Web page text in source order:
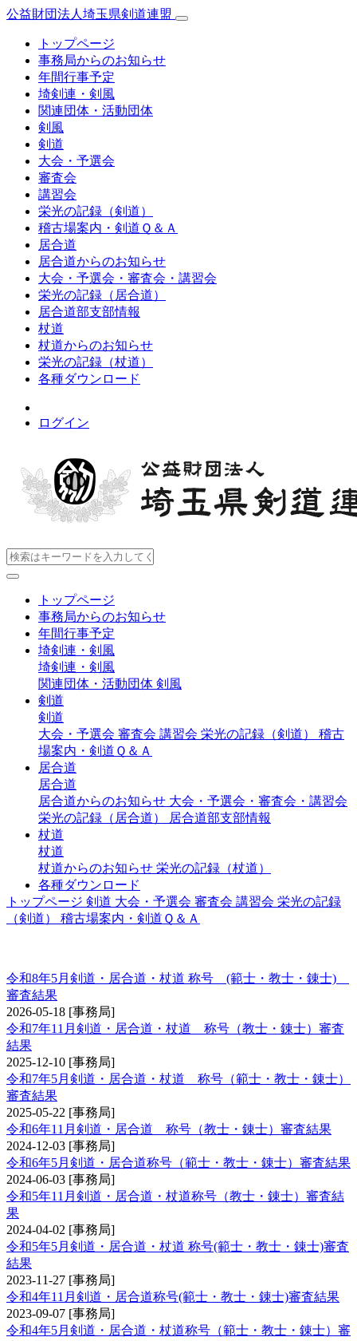
公益財団法人埼玉県剣道連盟
トップページ
事務局からのお知らせ
年間行事予定
埼剣連・剣風
関連団体・活動団体
剣風
剣道
大会・予選会
審査会
講習会
栄光の記録（剣道）
稽古場案内・剣道Ｑ＆Ａ
居合道
居合道からのお知らせ
大会・予選会・審査会・講習会
栄光の記録（居合道）
居合道部支部情報
杖道
杖道からのお知らせ
栄光の記録（杖道）
各種ダウンロード
ログイン
トップページ
事務局からのお知らせ
年間行事予定
埼剣連・剣風
埼剣連・剣風
関連団体・活動団体 剣風
剣道
剣道
大会・予選会 審査会 講習会 栄光の記録（剣道） 稽古
場案内・剣道Ｑ＆Ａ
居合道
居合道
居合道からのお知らせ 大会・予選会・審査会・講習会
栄光の記録（居合道）
居合道部支部情報
杖道
杖道
杖道からのお知らせ 栄光の記録（杖道）
各種ダウンロード
トップページ 剣道 大会・予選会 審査会 講習会 栄光の記録
（剣道） 稽古場案内・剣道Ｑ＆Ａ
令和8年5月剣道・居合道・杖道 称号 (範士・教士・錬士)
審査結果
2026-05-18 [事務局]
令和7年11月剣道・居合道・杖道 称号（教士・錬士）審査
結果
2025-12-10 [事務局]
令和7年5月剣道・居合道・杖道 称号（範士・教士・錬士）
審査結果
2025-05-22 [事務局]
令和6年11月剣道・居合道 称号（教士・錬士）審査結果
2024-12-03 [事務局]
令和6年5月剣道・居合道称号（範士・教士・錬士）審査結果
2024-06-03 [事務局]
令和5年11月剣道・居合道・杖道称号（教士・錬士）審査結
果
2024-04-02 [事務局]
令和5年5月剣道・居合道・杖道 称号(範士・教士・錬士)審査
結果
2023-11-27 [事務局]
令和4年11月剣道・居合道称号(範士・教士・錬士)審査結果
2023-09-07 [事務局]
令和4年5月剣道・居合道・杖道称号（範士・教士・錬士）審